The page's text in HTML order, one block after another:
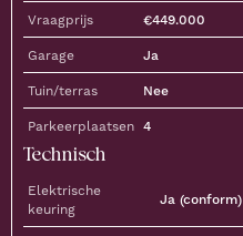
Vraagprijs €449.000
Garage Ja
Tuin/terras Nee
Parkeerplaatsen 4
Technisch
Elektrische
keuring
Ja (conform)